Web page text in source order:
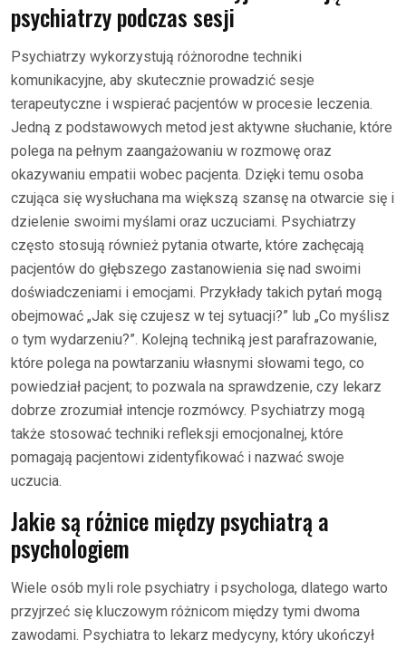
psychiatrzy podczas sesji
Psychiatrzy wykorzystują różnorodne techniki
komunikacyjne, aby skutecznie prowadzić sesje
terapeutyczne i wspierać pacjentów w procesie leczenia.
Jedną z podstawowych metod jest aktywne słuchanie, które
polega na pełnym zaangażowaniu w rozmowę oraz
okazywaniu empatii wobec pacjenta. Dzięki temu osoba
czująca się wysłuchana ma większą szansę na otwarcie się i
dzielenie swoimi myślami oraz uczuciami. Psychiatrzy
często stosują również pytania otwarte, które zachęcają
pacjentów do głębszego zastanowienia się nad swoimi
doświadczeniami i emocjami. Przykłady takich pytań mogą
obejmować „Jak się czujesz w tej sytuacji?” lub „Co myślisz
o tym wydarzeniu?”. Kolejną techniką jest parafrazowanie,
które polega na powtarzaniu własnymi słowami tego, co
powiedział pacjent; to pozwala na sprawdzenie, czy lekarz
dobrze zrozumiał intencje rozmówcy. Psychiatrzy mogą
także stosować techniki refleksji emocjonalnej, które
pomagają pacjentowi zidentyfikować i nazwać swoje
uczucia.
Jakie są różnice między psychiatrą a
psychologiem
Wiele osób myli role psychiatry i psychologa, dlatego warto
przyjrzeć się kluczowym różnicom między tymi dwoma
zawodami. Psychiatra to lekarz medycyny, który ukończył